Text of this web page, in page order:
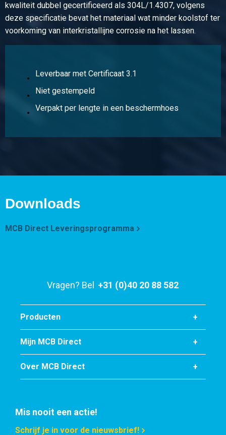
Rvs 1.4404 (316L) gelaste vierk buis 25x25x1,5 geslepen
k320
Stuks gewicht in kg
Bruto prijs
Selecteer
Artikelnummer
2460-0231-303015
Bruto prijs
Stuks gewicht in kg
Bruto prijs
Artikelnummer
Rvs 1.4404 (316L) gelaste vierk buis 40x40x1,5 geslepen
kwaliteit dubbel gecertificeerd als 304L/1.4307, volgens
deze specificatie bevat het materiaal wat minder koolstof ter
voorkoming van interkristallijne corrosie na het lassen.
Leverbaar met Certificaat 3.1
Niet gestempeld
Verpakt per lengte in een beschermhoes
Downloads
MCB Direct Leveringsprogramma
Vragen? Bel +31 (0)40 20 88 582
Producten
Mijn MCB Direct
Over MCB Direct
Mis nooit een actie!
Schrijf je in voor de nieuwsbrief!